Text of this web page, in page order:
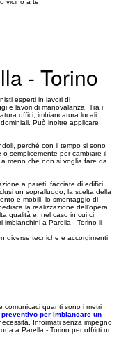
- Torino
esperti in lavori di
e lavori di manovalanza. Tra i
uffici, imbiancatura locali
Può inoltre applicare
perché con il tempo si sono
semplicemente per cambiare il
meno che non si voglia fare da
a pareti, facciate di edifici,
un sopralluogo, la scelta della
e mobili, lo smontaggio di
la realizzazione dell’opera.
qualità e, nel caso in cui ci
imbianchini a Parella - Torino li
diverse tecniche e accorgimenti
comunicaci quanti sono i metri
preventivo per imbiancare un
Informati senza impegno
a Parella - Torino per offrirti un